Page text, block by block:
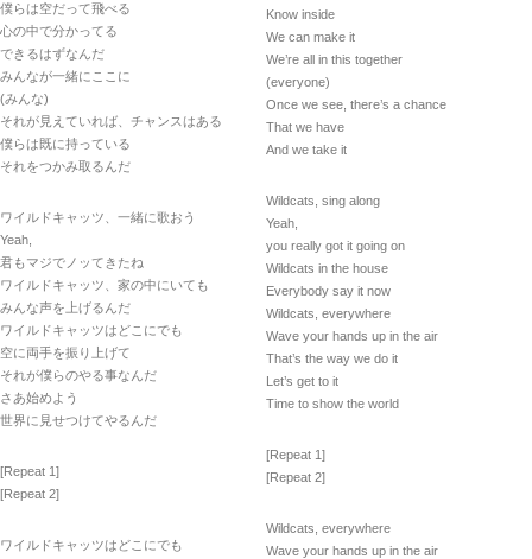
僕らは空だって飛べる
心の中で分かってる
できるはずなんだ
みんなが一緒にここに
(みんな)
それが見えていれば、チャンスはある
僕らは既に持っている
それをつかみ取るんだ
ワイルドキャッツ、一緒に歌おう
Yeah,
君もマジでノッてきたね
ワイルドキャッツ、家の中にいても
みんな声を上げるんだ
ワイルドキャッツはどこにでも
空に両手を振り上げて
それが僕らのやる事なんだ
さあ始めよう
世界に見せつけてやるんだ
[Repeat 1]
[Repeat 2]
ワイルドキャッツはどこにでも
Know inside
We can make it
We’re all in this together
(everyone)
Once we see, there’s a chance
That we have
And we take it
Wildcats, sing along
Yeah,
you really got it going on
Wildcats in the house
Everybody say it now
Wildcats, everywhere
Wave your hands up in the air
That’s the way we do it
Let’s get to it
Time to show the world
[Repeat 1]
[Repeat 2]
Wildcats, everywhere
Wave your hands up in the air